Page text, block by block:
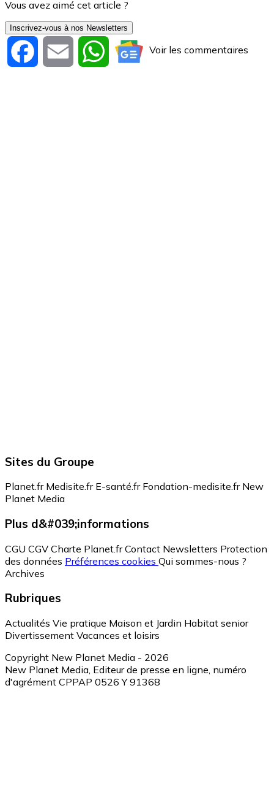
Vous avez aimé cet article ?
Inscrivez-vous à nos Newsletters
Facebook Email WhatsAppVoir les commentaires
Sites du Groupe
Planet.fr Medisite.fr E-santé.fr Fondation-medisite.fr New
Planet Media
Plus d&#039;informations
CGU CGV Charte Planet.fr Contact Newsletters Protection
des données Préférences cookies Qui sommes-nous ?
Archives
Rubriques
Actualités Vie pratique Maison et Jardin Habitat senior
Divertissement Vacances et loisirs
Copyright New Planet Media - 2026
New Planet Media, Editeur de presse en ligne, numéro
d'agrément CPPAP 0526 Y 91368